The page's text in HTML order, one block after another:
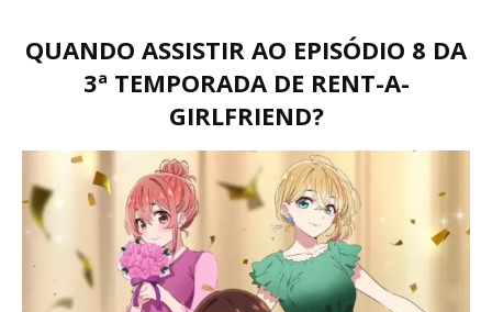
QUANDO ASSISTIR AO EPISÓDIO 8 DA
3ª TEMPORADA DE RENT-A-
GIRLFRIEND?